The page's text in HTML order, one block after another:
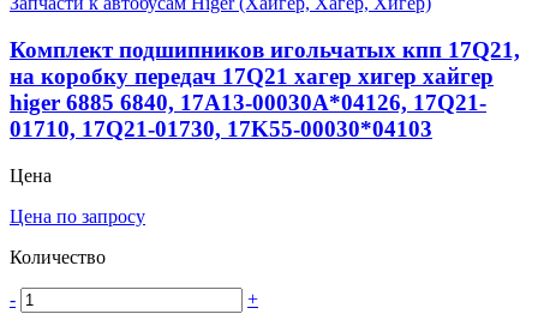
Комплект подшипников игольчатых кпп 17Q21,
на коробку передач 17Q21 хагер хигер хайгер
higer 6885 6840, 17A13-00030A*04126, 17Q21-
01710, 17Q21-01730, 17K55-00030*04103
Цена
Цена по запросу
Количество
- +